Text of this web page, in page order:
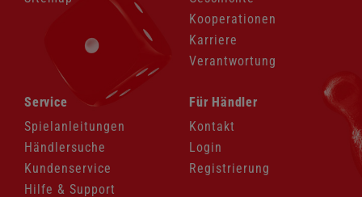
Kooperationen
Karriere
Verantwortung
Navigation
überspringen
Service
Spielanleitungen
Händlersuche
Kundenservice
Hilfe & Support
Navigation
überspringen
Für Händler
Kontakt
Login
Registrierung